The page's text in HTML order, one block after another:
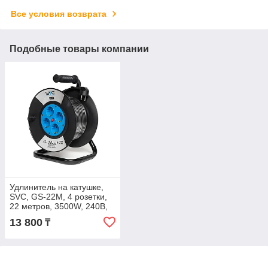
Все условия возврата
Подобные товары компании
Удлинитель на катушке,
SVC, GS-22M, 4 розетки,
22 метров, 3500W, 240В,
16A, 3x1.5mm², Защита от
дете
13 800 ₸